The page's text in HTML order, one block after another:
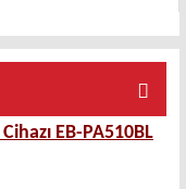
EB-PA510BL